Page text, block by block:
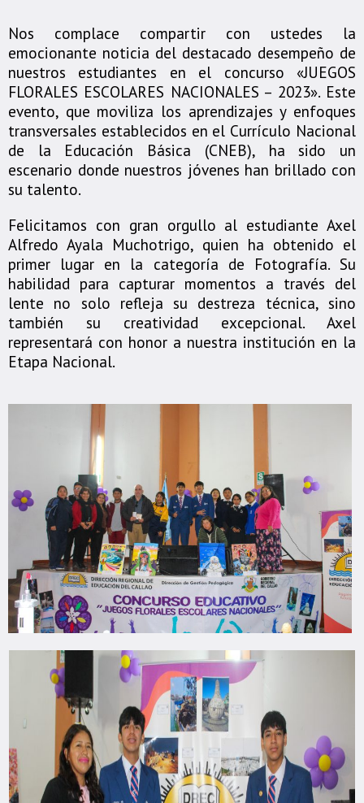
Nos complace compartir con ustedes la
emocionante noticia del destacado desempeño de
nuestros estudiantes en el concurso «JUEGOS
FLORALES ESCOLARES NACIONALES – 2023». Este
evento, que moviliza los aprendizajes y enfoques
transversales establecidos en el Currículo Nacional
de la Educación Básica (CNEB), ha sido un
escenario donde nuestros jóvenes han brillado con
su talento.
Felicitamos con gran orgullo al estudiante Axel
Alfredo Ayala Muchotrigo, quien ha obtenido el
primer lugar en la categoría de Fotografía. Su
habilidad para capturar momentos a través del
lente no solo refleja su destreza técnica, sino
también su creatividad excepcional. Axel
representará con honor a nuestra institución en la
Etapa Nacional.